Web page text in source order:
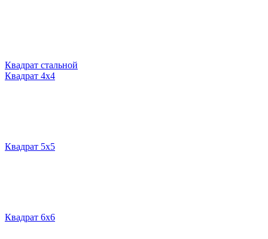
Квадрат стальной
Квадрат 4х4
Квадрат 5х5
Квадрат 6х6